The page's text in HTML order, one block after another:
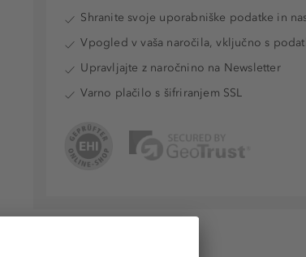
Shranite svoje uporabniške podatke in
Vpogled v vaša naročila, vključno s
Upravljajte z naročnino na Newsletter
Varno plačilo s šifriranjem SSL